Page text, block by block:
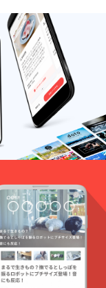
必ずご
記入く
ださ
い。個
人名の
ほかに
ニック
ネーム
やイニ
シャル
での掲
載も可
能で
す。掲
「文字
のみ」
の掲載
で、
「ロ
ゴ・バ
ナー」
などの
掲載は
展覧会
場で、
支援者
様のご
希望に
合わせ
た作品
解説・
彫刻鑑
賞ツ
アーを
実施し
ます
（実施
相
談）。
＊ 触れ
る鑑賞
を担当
してい
る本会
会員が
講師と